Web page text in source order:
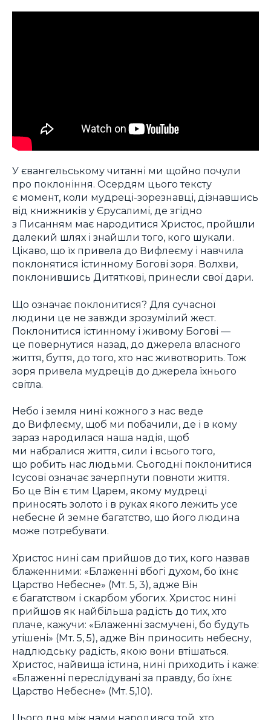
У євангельському читанні ми щойно почули
про поклоніння. Осердям цього тексту
є момент, коли мудреці-зорезнавці, дізнавшись
від книжників у Єрусалимі, де згідно
з Писанням має народитися Христос, пройшли
далекий шлях і знайшли того, кого шукали.
Цікаво, що їх привела до Вифлеєму і навчила
поклонятися істинному Богові зоря. Волхви,
поклонившись Дитяткові, принесли свої дари.
Що означає поклонитися? Для сучасної
людини це не завжди зрозумілий жест.
Поклонитися істинному і живому Богові —
це повернутися назад, до джерела власного
життя, буття, до того, хто нас животворить. Тож
зоря привела мудреців до джерела їхнього
світла.
Небо і земля нині кожного з нас веде
до Вифлеєму, щоб ми побачили, де і в кому
зараз народилася наша надія, щоб
ми набралися життя, сили і всього того,
що робить нас людьми. Сьогодні поклонитися
Ісусові означає зачерпнути повноти життя.
Бо це Він є тим Царем, якому мудреці
приносять золото і в руках якого лежить усе
небесне й земне багатство, що його людина
може потребувати.
Христос нині сам прийшов до тих, кого назвав
блаженними: «Блаженні вбогі духом, бо їхнє
Царство Небесне» (Мт. 5, 3), адже Він
є багатством і скарбом убогих. Христос нині
прийшов як найбільша радість до тих, хто
плаче, кажучи: «Блаженні засмучені, бо будуть
утішені» (Мт. 5, 5), адже Він приносить небесну,
надлюдську радість, якою вони втішаться.
Христос, найвища істина, нині приходить і каже:
«Блаженні переслідувані за правду, бо їхнє
Царство Небесне» (Мт. 5,10).